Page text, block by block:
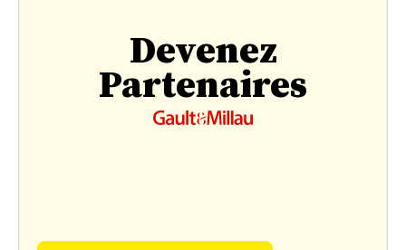
Devenez
Partenaires